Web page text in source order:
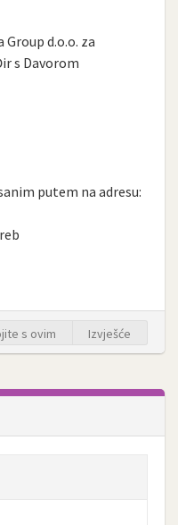
d.o.o. za
s Davorom
putem na adresu:
s ovim Izvješće